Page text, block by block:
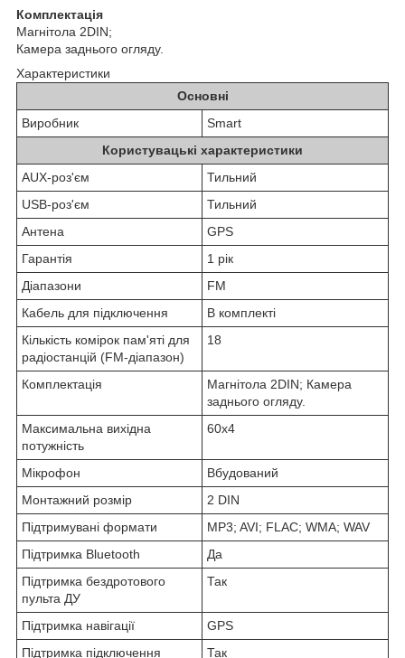
Комплектація
Магнітола 2DIN;
Камера заднього огляду.
Характеристики
Основні
Виробник
Smart
Користувацькі характеристики
AUX-роз'єм
Тильний
USB-роз'єм
Тильний
Антена
GPS
Гарантія
1 рік
Діапазони
FM
Кабель для підключення
В комплекті
Кількість комірок пам'яті для
радіостанцій (FM-діапазон)
18
Комплектація
Магнітола 2DIN; Камера
заднього огляду.
Максимальна вихідна
потужність
60х4
Мікрофон
Вбудований
Монтажний розмір
2 DIN
Підтримувані формати
MP3; AVI; FLAC; WMA; WAV
Підтримка Bluetooth
Да
Підтримка бездротового
пульта ДУ
Так
Підтримка навігації
GPS
Підтримка підключення
Так